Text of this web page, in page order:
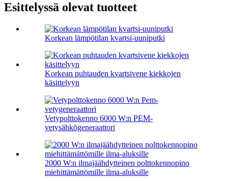
Esittelyssä olevat tuotteet
Korkean lämpötilan kvartsi-uuniputki
Korkean puhtauden kvartsivene kiekkojen
käsittelyyn
Vetypolttokenno 6000 W:n PEM-
vetysähkögeneraattori
2000 W:n ilmajäähdytteinen polttokennopino
miehittämättömille ilma-aluksille